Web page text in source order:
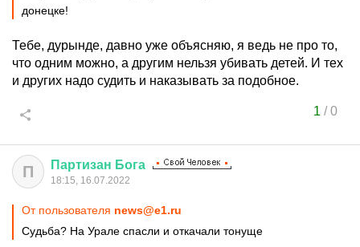
донецке!
Тебе, дурынде, давно уже объясняю, я ведь не про то,
что одним можно, а другим нельзя убивать детей. И тех
и других надо судить и наказывать за подобное.
1 /0
П Партизан Бога
18:15, 16.07.2022
От пользователя news@e1.ru
Судьба? На Урале спасли и откачали тонуще